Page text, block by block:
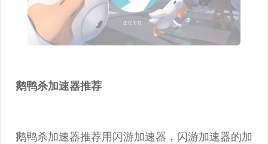
鹅鸭杀加速器推荐
鹅鸭杀加速器推荐用闪游加速器，闪游加速器的加